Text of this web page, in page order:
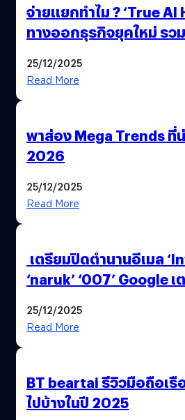
จ่ายแยกทำไม ? ‘True AI
ทางออกธุรกิจยุคใหม่ รวม
25/12/2025
Read More
พาส่อง Mega Trends ที่
2026
25/12/2025
Read More
เตรียมปิดตำนานอีเมล
‘naruk’ ‘007’ Google
25/12/2025
Read More
BT beartai รีวิวมือถือเรื
ไปบ้างในปี 2025